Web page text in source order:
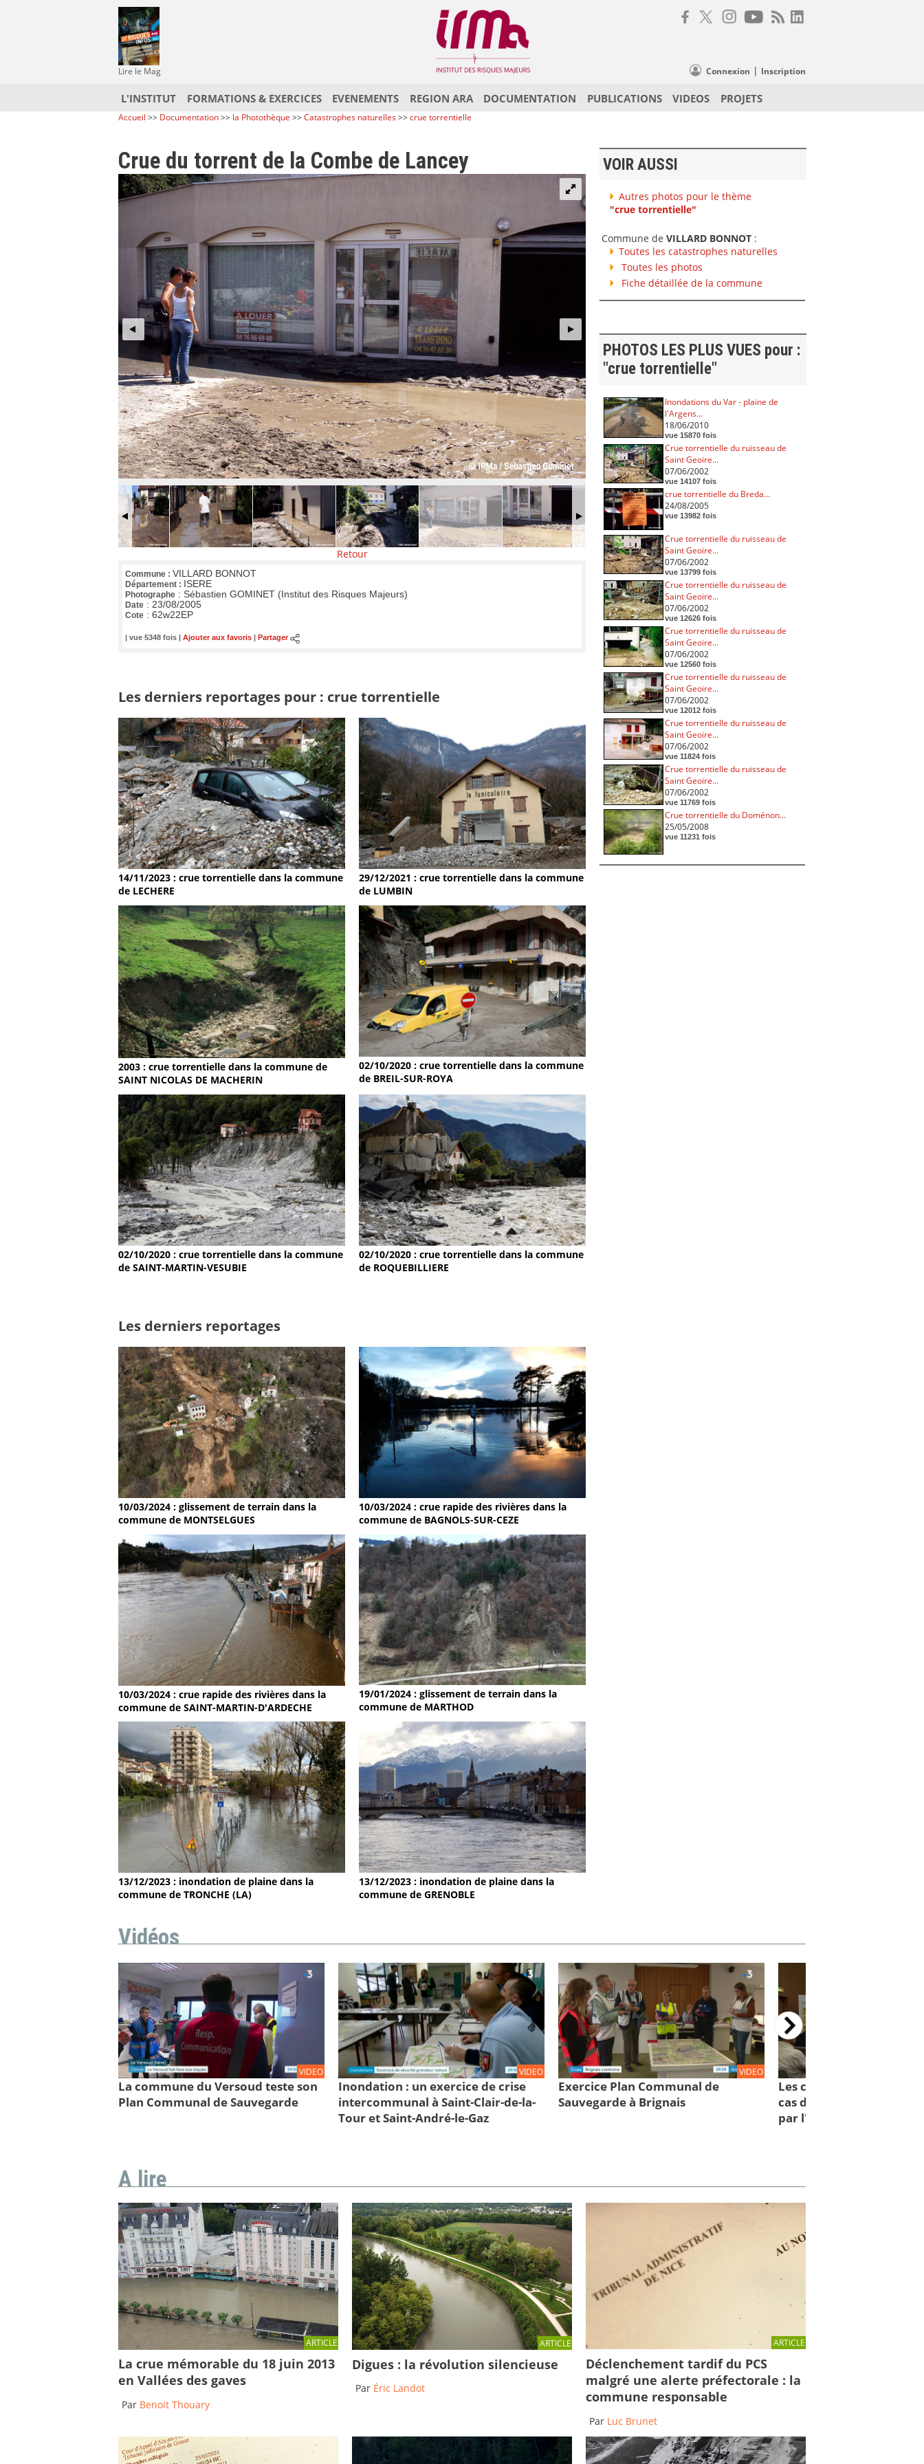
Lire le Mag Connexion | Inscription
L'INSTITUT FORMATIONS & EXERCICES EVENEMENTS REGION ARA DOCUMENTATION PUBLICATIONS VIDEOS PROJETS
Accueil >> Documentation>> la Photothèque >>Catastrophes naturelles>>crue torrentielle
Crue du torrent de la Combe de Lancey
Retour
Commune : VILLARD BONNOT
Département : ISERE
Photographe : Sébastien GOMINET (Institut des Risques Majeurs)
Date : 23/08/2005
Cote : 62w22EP
| vue 5348 fois | Ajouter aux favoris Partager
Les derniers reportages pour : crue torrentielle
14/11/2023 : crue torrentielle dans la commune
de LECHERE
29/12/2021 : crue torrentielle dans la commune
de LUMBIN
2003 : crue torrentielle dans la commune de
SAINT NICOLAS DE MACHERIN
02/10/2020 : crue torrentielle dans la commune
de BREIL-SUR-ROYA
02/10/2020 : crue torrentielle dans la commune
de SAINT-MARTIN-VESUBIE
02/10/2020 : crue torrentielle dans la commune
de ROQUEBILLIERE
Les derniers reportages
10/03/2024 : glissement de terrain dans la
commune de MONTSELGUES
10/03/2024 : crue rapide des rivières dans la
commune de BAGNOLS-SUR-CEZE
10/03/2024 : crue rapide des rivières dans la
commune de SAINT-MARTIN-D'ARDECHE
19/01/2024 : glissement de terrain dans la
commune de MARTHOD
13/12/2023 : inondation de plaine dans la
commune de TRONCHE (LA)
13/12/2023 : inondation de plaine dans la
commune de GRENOBLE
VOIR AUSSI
Autres photos pour le thème
"crue torrentielle"
Commune de VILLARD BONNOT:
Toutes les catastrophes naturelles
Toutes les photos
Fiche détaillée de la commune
PHOTOS LES PLUS VUES pour :
"crue torrentielle"
Inondations du Var - plaine de
l'Argens...
18/06/2010
vue 15870 fois
Crue torrentielle du ruisseau de
Saint Geoire...
07/06/2002
vue 14107 fois
crue torrentielle du Breda...
24/08/2005
vue 13982 fois
Crue torrentielle du ruisseau de
Saint Geoire...
07/06/2002
vue 13799 fois
Crue torrentielle du ruisseau de
Saint Geoire...
07/06/2002
vue 12626 fois
Crue torrentielle du ruisseau de
Saint Geoire...
07/06/2002
vue 12560 fois
Crue torrentielle du ruisseau de
Saint Geoire...
07/06/2002
vue 12012 fois
Crue torrentielle du ruisseau de
Saint Geoire...
07/06/2002
vue 11824 fois
Crue torrentielle du ruisseau de
Saint Geoire...
07/06/2002
vue 11769 fois
Crue torrentielle du Doménon...
25/05/2008
vue 11231 fois
Vidéos
VIDEO
La commune du Versoud teste son
Plan Communal de Sauvegarde
VIDEO
Inondation : un exercice de crise
intercommunal à Saint-Clair-de-la-
Tour et Saint-André-le-Gaz
VIDEO
Exercice Plan Communal de
Sauvegarde à Brignais
Les comportements à
cas d'inondations : des
par l'IRMa et la mission
A lire
ARTICLE
La crue mémorable du 18 juin 2013
en Vallées des gaves
Par Benoit Thouary
ARTICLE
Digues : la révolution silencieuse
Par Éric Landot
ARTICLE
Déclenchement tardif du PCS
malgré une alerte préfectorale : la
commune responsable
Par Luc Brunet